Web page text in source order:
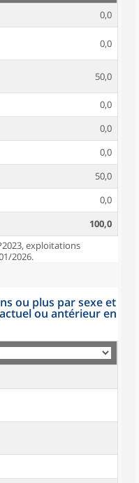
0,0
0,0
50,0
0,0
0,0
0,0
50,0
0,0
100,0
exploitations
2026.
ou plus par sexe et
ou antérieur en